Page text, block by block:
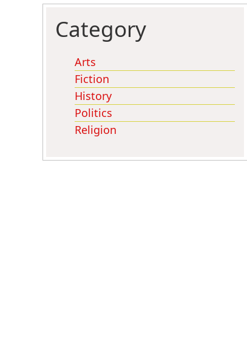
Category
Arts
Fiction
History
Politics
Religion